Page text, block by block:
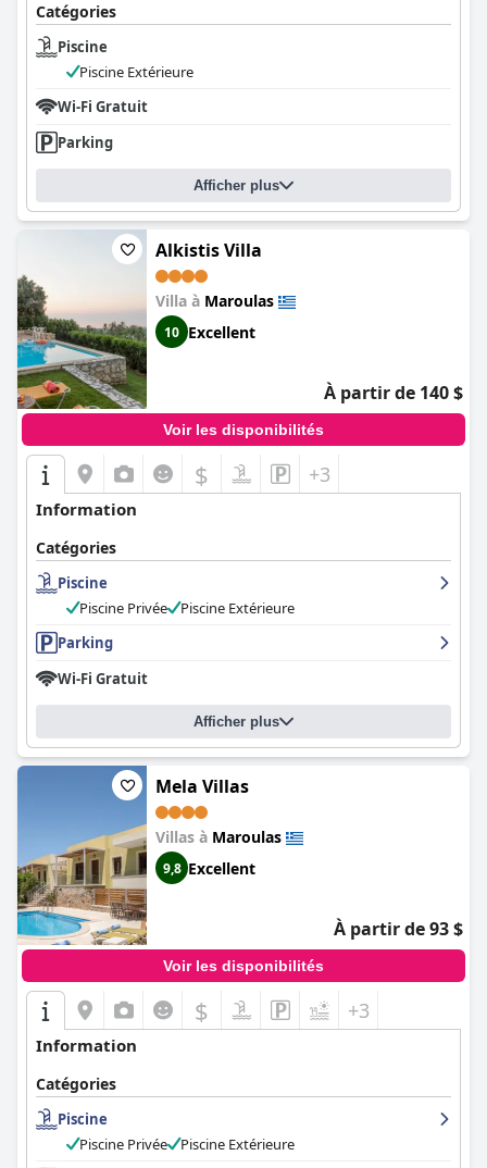
Catégories
Piscine
Piscine Extérieure
Wi-Fi Gratuit
Parking
Afficher plus
Alkistis Villa
Villa à Maroulas
10 Excellent
À partir de 140 $
Voir les disponibilités
$ +3
Information
Catégories
Piscine
Piscine Privée
Piscine Extérieure
Parking
Wi-Fi Gratuit
Afficher plus
Mela Villas
Villas à Maroulas
9,8 Excellent
À partir de 93 $
Voir les disponibilités
$ +3
Information
Catégories
Piscine
Piscine Privée
Piscine Extérieure